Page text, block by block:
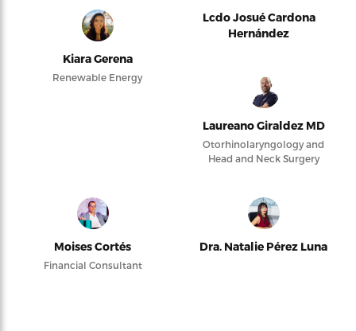
Kiara Gerena
Renewable Energy
Lcdo Josué Cardona
Hernández
Laureano Giraldez MD
Otorhinolaryngology and
Head and Neck Surgery
Moises Cortés
Financial Consultant
Dra. Natalie Pérez Luna